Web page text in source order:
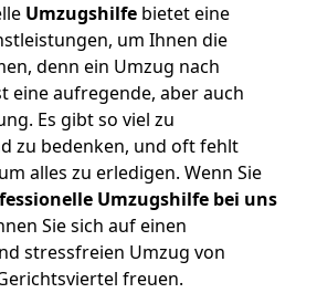
Umzugshilfe bietet eine
um Ihnen die
denn ein Umzug nach
eine aufregende, aber auch
Es gibt so viel zu
zu bedenken, und oft fehlt
alles zu erledigen. Wenn Sie
Umzugshilfe bei uns
Sie sich auf einen
stressfreien Umzug von
freuen.